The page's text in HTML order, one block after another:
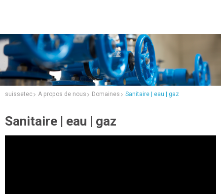
suissetec A propos de nous Domaines Sanitaire | eau | gaz
Sanitaire | eau | gaz